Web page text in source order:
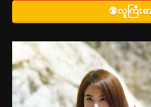
🔞လူကြီးစ